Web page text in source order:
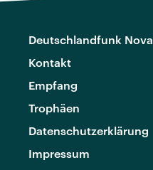
Deutschlandfunk Nova
Kontakt
Empfang
Trophäen
Datenschutzerklärung
Impressum